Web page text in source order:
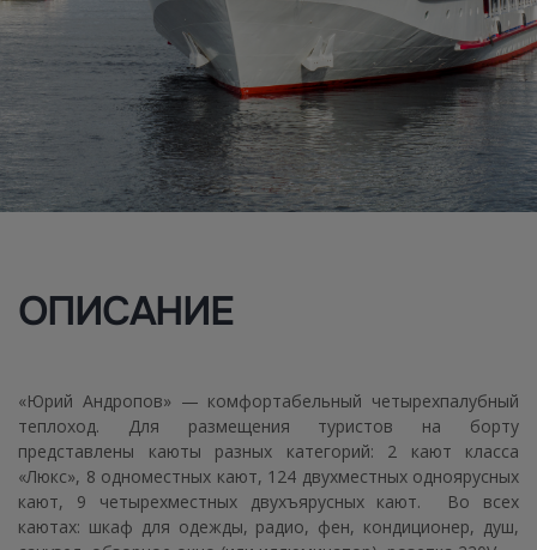
ОПИСАНИЕ
«Юрий Андропов» — комфортабельный четырехпалубный
теплоход. Для размещения туристов на борту
представлены каюты разных категорий: 2 кают класса
«Люкс», 8 одноместных кают, 124 двухместных одноярусных
кают, 9 четырехместных двухъярусных кают. Во всех
каютах: шкаф для одежды, радио, фен, кондиционер, душ,